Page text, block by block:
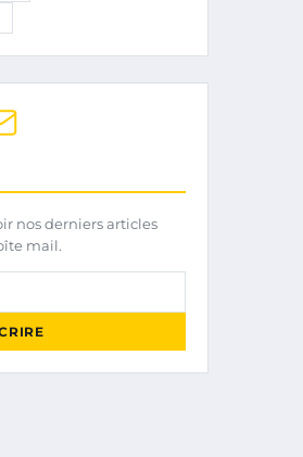
nos derniers articles
mail.